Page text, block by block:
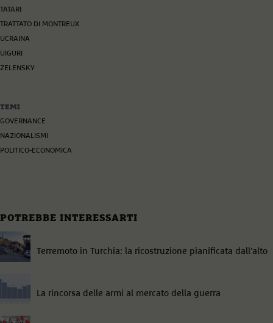
TATARI
TRATTATO DI MONTREUX
UCRAINA
UIGURI
ZELENSKY
TEMI
GOVERNANCE
NAZIONALISMI
POLITICO-ECONOMICA
POTREBBE INTERESSARTI
Terremoto in Turchia: la ricostruzione pianificata dall'alto
La rincorsa delle armi al mercato della guerra